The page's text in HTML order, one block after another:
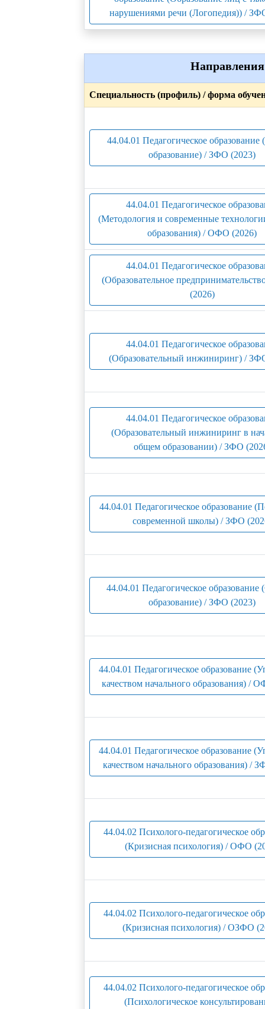
нарушениями речи (Логопедия)) /
Направления
Специальность (профиль) / форма
44.04.01 Педагогическое
образование) / ЗФО (2023)
44.04.01 Педагогическое
(Методология и современные
образования) / ОФО (2026)
44.04.01 Педагогическое
(Образовательное
(2026)
44.04.01 Педагогическое
(Образовательный инжиниринг) /
44.04.01 Педагогическое
(Образовательный инжиниринг в
общем образовании) / ЗФО
44.04.01 Педагогическое образование
современной школы) / ЗФО
44.04.01 Педагогическое образование
образование) / ЗФО (2023)
44.04.01 Педагогическое образование
качеством начального образования) /
44.04.01 Педагогическое образование
качеством начального образования) /
44.04.02 Психолого-педагогическое
(Кризисная психология) / ОФО
44.04.02 Психолого-педагогическое
(Кризисная психология) / ОЗФО
44.04.02 Психолого-педагогическое
(Психологическое